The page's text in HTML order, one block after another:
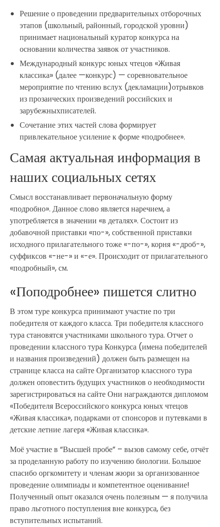
Решение о проведении предварительных отборочных
этапов (школьный, районный, городской уровни)
принимает национальный куратор конкурса на
основании количества заявок от участников.
Международный конкурс юных чтецов «Живая
классика» (далее —конкурс) — соревновательное
мероприятие по чтению вслух (декламации)отрывков
из прозаических произведений российских и
зарубежныхписателей.
Сочетание этих частей слова формирует
привлекательное усиление к форме «подробнее».
Самая актуальная информация в
наших социальных сетях
Смысл восстанавливает первоначальную форму
«подробно». Данное слово является наречием, а
употребляется в значении «в деталях». Состоит из
добавочной приставки «по-», собственной приставки
исходного прилагательного тоже «-по-», корня «-дроб-»,
суффиксов «-не-» и «-е». Происходит от прилагательного
«подробный», см.
«Поподробнее» пишется слитно
В этом туре конкурса принимают участие по три
победителя от каждого класса. Три победителя классного
тура становятся участниками школьного тура. Отчет о
проведении классного тура Конкурса (имена победителей
и названия произведений) должен быть размещен на
странице класса на сайте Организатор классного тура
должен оповестить будущих участников о необходимости
зарегистрироваться на сайте Они награждаются дипломом
«Победителя Всероссийского конкурса юных чтецов
«Живая классика», подарками от спонсоров и путевками в
детские летние лагеря «Живая классика».
Моё участие в “Высшей пробе” – вызов самому себе, отчёт
за проделанную работу по изучению биологии. Большое
спасибо оргкомитету и членам жюри за организованное
проведение олимпиады и компетентное оценивание!
Полученный опыт оказался очень полезным — я получила
право льготного поступления вне конкурса, без
вступительных испытаний.